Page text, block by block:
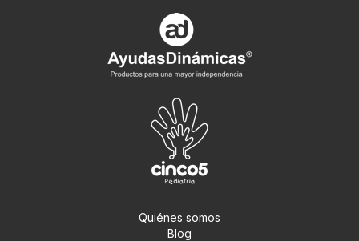
Quiénes somos
Blog